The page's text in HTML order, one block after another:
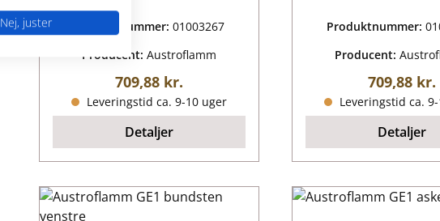
Produktnummer:01003267
Producent:Austroflamm
Almindelig pris:
709,88 kr.
Leveringstid ca. 9-10 uger
Detaljer
Produktnummer:
Producent:
Almindelig
709,88 kr.
Leveringstid ca.
Detaljer
Nej, juster